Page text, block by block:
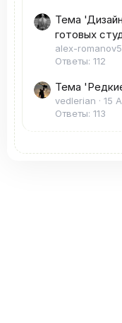
Тема
готовых
alex-
Ответы: 112
Тема
vedlerian
15
Ответы: 113